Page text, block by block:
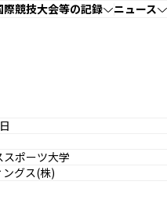
際競技大会等の記録 ニュース
スポーツ大学
グス(株)